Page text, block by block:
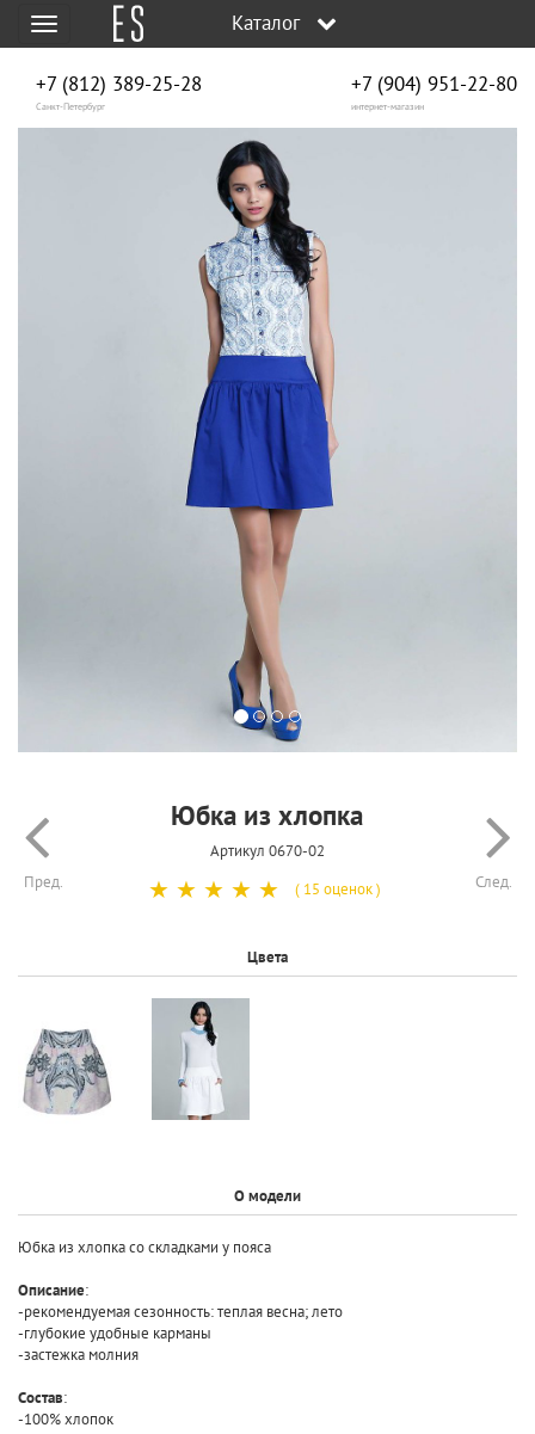
Меню Каталог
+7 (812) 389-25-28
Санкт-Петербург
+7 (904) 951‑22‑80
интернет-магазин
Пред.
Юбка из хлопка
Артикул 0670-02
След.
☆
☆
☆
☆
☆ ( 15 оценок )
Цвета
О модели
Юбка из хлопка со складками у пояса
Описание:
-рекомендуемая сезонность: теплая весна; лето
-глубокие удобные карманы
-застежка молния
Состав:
-100% хлопок